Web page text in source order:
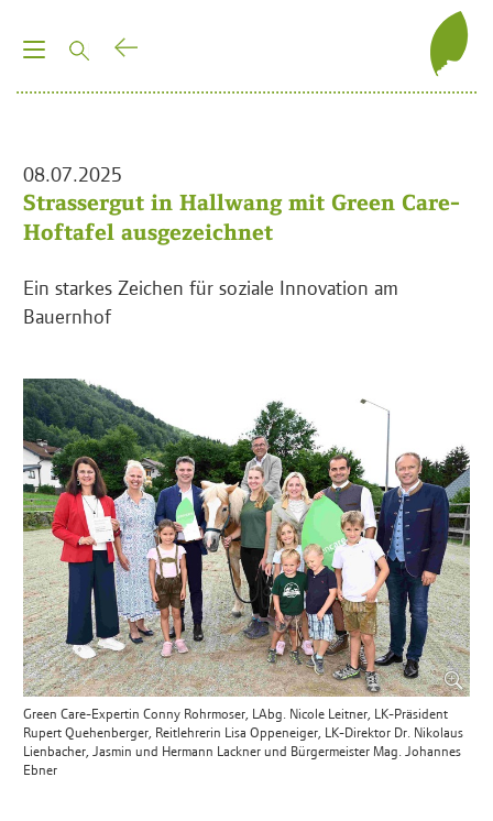
T
e
n
v
i
t
i
o
n
08.07.2025
Strassergut in Hallwang mit Green Care-
Hoftafel ausgezeichnet
Ein starkes Zeichen für soziale Innovation am
Bauernhof
Green Care-Expertin Conny Rohrmoser, LAbg. Nicole Leitner, LK-Präsident
Rupert Quehenberger, Reitlehrerin Lisa Oppeneiger, LK-Direktor Dr. Nikolaus
Lienbacher, Jasmin und Hermann Lackner und Bürgermeister Mag. Johannes
Ebner